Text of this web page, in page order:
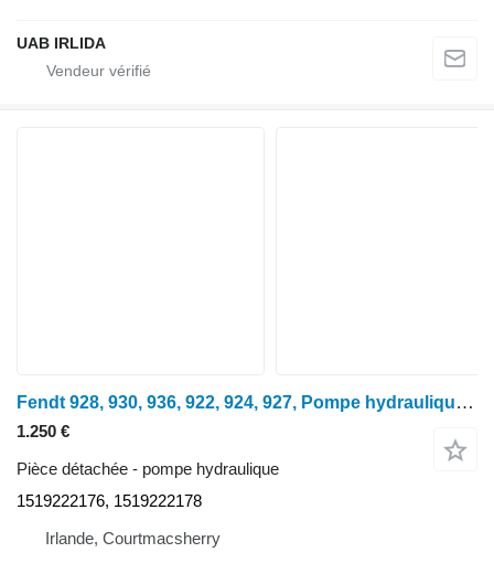
UAB IRLIDA
Fendt 928, 930, 936, 922, 924, 927, Pompe hydraulique G931941101010, 1519 1519222176 pour tracteur à roues 928
1.250 €
Pièce détachée - pompe hydraulique
1519222176, 1519222178
Irlande, Courtmacsherry